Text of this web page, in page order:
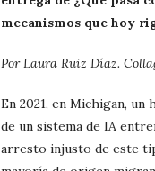
mecanismos que hoy
Por Laura Ruiz Díaz.
En 2021, en Michigan,
de un sistema de IA
arresto injusto de este